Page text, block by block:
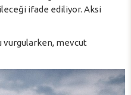
ifade ediliyor. Aksi
vurgularken, mevcut